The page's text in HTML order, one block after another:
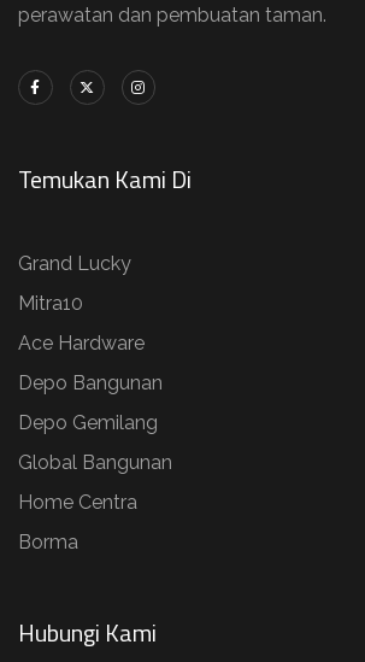
perawatan dan pembuatan taman.
Temukan Kami Di
Grand Lucky
Mitra10
Ace Hardware
Depo Bangunan
Depo Gemilang
Global Bangunan
Home Centra
Borma
Hubungi Kami​